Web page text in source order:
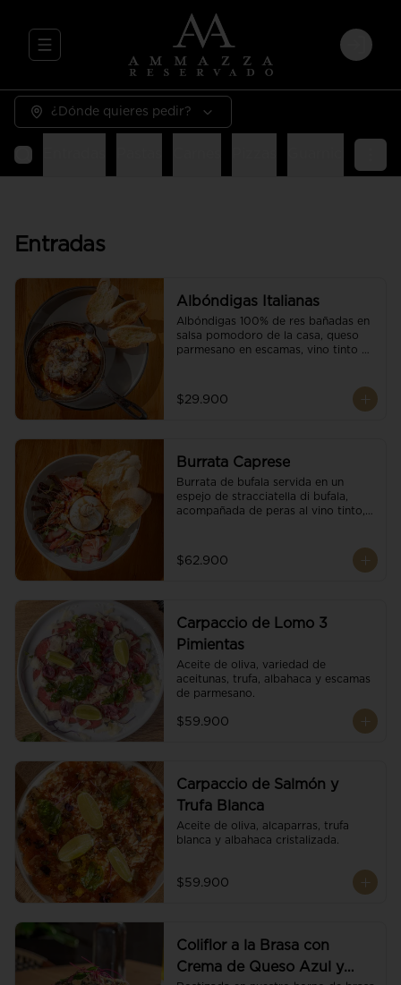
Abrir menu de navegación Login
¿Dónde quieres pedir?
Entradas
Albóndigas Italianas
Albóndigas 100% de res bañadas en
salsa pomodoro de la casa, queso
parmesano en escamas, vino tinto y
$29.900
Burrata Caprese
Burrata de bufala servida en un
espejo de stracciatella di bufala,
acompañada de peras al vino tinto,
pesto y reducción de balsámico.
$62.900
Carpaccio de Lomo 3
Pimientas
Aceite de oliva, variedad de
aceitunas, trufa, albahaca y escamas
de parmesano.
$59.900
Carpaccio de Salmón y
Trufa Blanca
Aceite de oliva, alcaparras, trufa
blanca y albahaca cristalizada.
$59.900
Coliflor a la Brasa con
Crema de Queso Azul y